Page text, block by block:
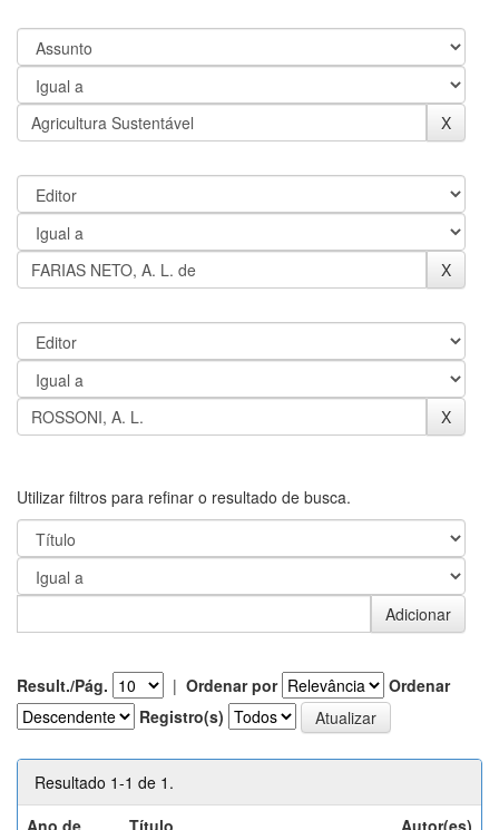
Utilizar filtros para refinar o resultado de busca.
Result./Pág. | Ordenar por
Ordenar
Registro(s)
Resultado 1-1 de 1.
Ano de
Título Autor(es)